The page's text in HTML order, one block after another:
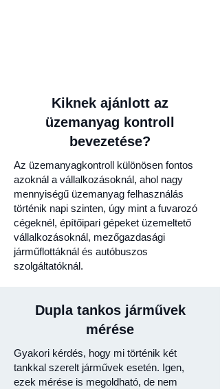
Kiknek ajánlott az
üzemanyag kontroll
bevezetése?
Az üzemanyagkontroll különösen fontos
azoknál a vállalkozásoknál, ahol nagy
mennyiségű üzemanyag felhasználás
történik napi szinten, úgy mint a fuvarozó
cégeknél, építőipari gépeket üzemeltető
vállalkozásoknál, mezőgazdasági
járműflottáknál és autóbuszos
szolgáltatóknál.
Dupla tankos járművek
mérése
Gyakori kérdés, hogy mi történik két
tankkal szerelt járművek esetén. Igen,
ezek mérése is megoldható, de nem